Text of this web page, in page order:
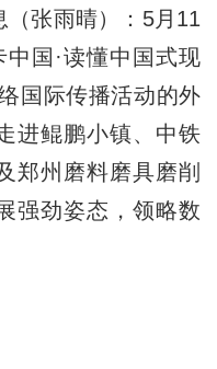
张雨晴）：5月11
中国·读懂中国式现
国际传播活动的外
进鲲鹏小镇、中铁
郑州磨料磨具磨削
强劲姿态，领略数